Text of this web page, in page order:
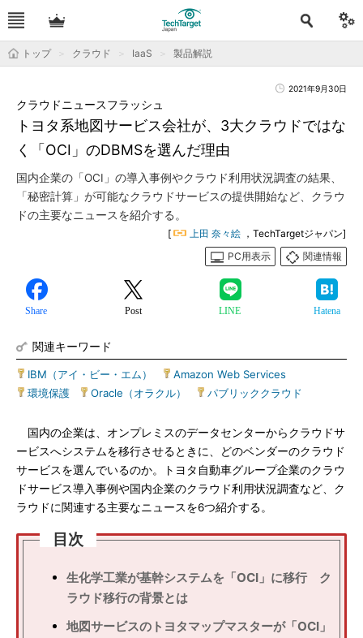
トップ クラウド IaaS 製品解説
2021年9月30日
トヨタ系地図サービス会社が、3大クラウドではな
く「OCI」のDBMSを選んだ理由
クラウドニュースフラッシュ
国内企業の「OCI」の導入事例やクラウド利用状況調査の結果、
「秘密計算」が可能なクラウドサービスの提供開始など、クラウ
ドの主要なニュースを紹介する。
[ 上田 奈々絵 ，TechTargetジャパン]
PC用表示
関連情報
Share Post LINE Hatena
関連キーワード
IBM（アイ・ビー・エム） Amazon Web Services
環境保護
Oracle（オラクル） パブリッククラウド
国内の企業は、オンプレミスのデータセンターからクラウドサ
ービスへシステムを移行させるときに、どのベンダーのクラウド
サービスを選んでいるのか。トヨタ自動車グループ企業のクラウ
ドサービス導入事例や国内企業のクラウド利用状況調査など、ク
ラウドに関連する主要なニュースを6つ紹介する。
目次
生化学工業が基幹システムを「OCI」に移行 ク
ラウド移行の背景とは
地図サービスのトヨタマップマスターが「OCI」